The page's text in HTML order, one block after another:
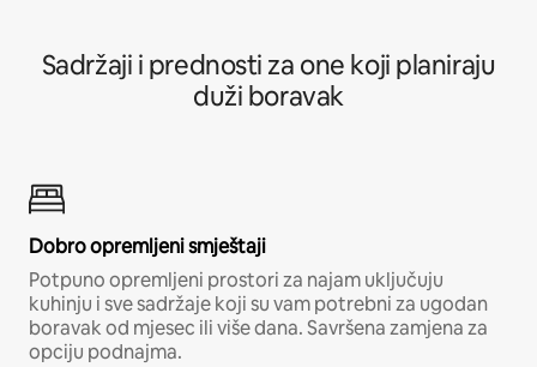
Sadržaji i prednosti za one koji planiraju
duži boravak
Dobro opremljeni smještaji
Potpuno opremljeni prostori za najam uključuju
kuhinju i sve sadržaje koji su vam potrebni za ugodan
boravak od mjesec ili više dana. Savršena zamjena za
opciju podnajma.